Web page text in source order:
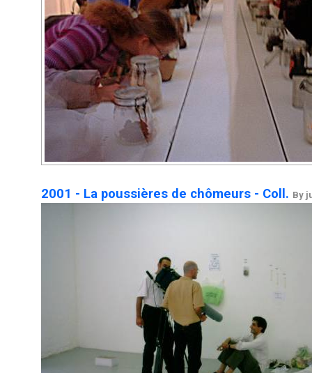
2001 - La poussières de chômeurs - Coll. By